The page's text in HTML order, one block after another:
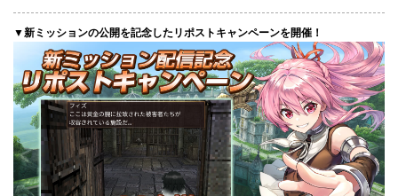
▼新ミッションの公開を記念したリポストキャンペーンを開催！